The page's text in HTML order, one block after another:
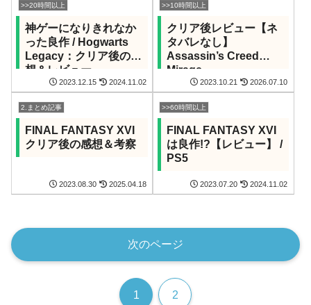
>>20時間以上
神ゲーになりきれなか
った良作 / Hogwarts
Legacy：クリア後の感
想＆レビュー
2023.12.15 2024.11.02
>>10時間以上
クリア後レビュー【ネ
タバレなし】
Assassin’s Creed
Mirage
2023.10.21 2026.07.10
2.まとめ記事
FINAL FANTASY XVI
クリア後の感想＆考察
2023.08.30 2025.04.18
>>60時間以上
FINAL FANTASY XVI
は良作!?【レビュー】 /
PS5
2023.07.20 2024.11.02
次のページ
1 2